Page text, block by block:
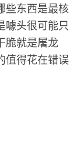
些东西是最核
噱头很可能只
脆就是屠龙
值得花在错误